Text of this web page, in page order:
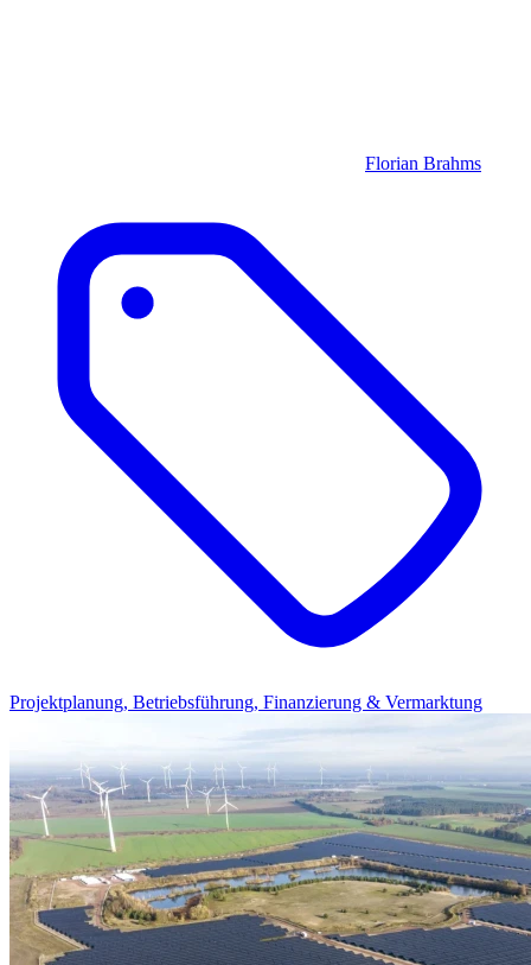
Florian Brahms
Projektplanung, Betriebsführung, Finanzierung & Vermarktung